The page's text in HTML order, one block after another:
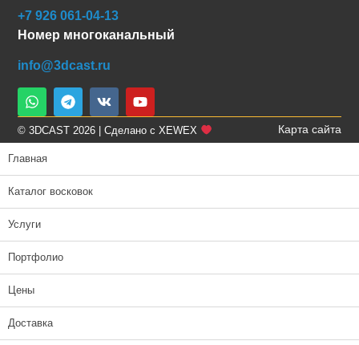
+7 926 061-04-13
Номер многоканальный
info@3dcast.ru
© 3DCAST 2026 | Сделано с XEWEX Карта сайта
Главная
Каталог восковок
Услуги
Портфолио
Цены
Доставка